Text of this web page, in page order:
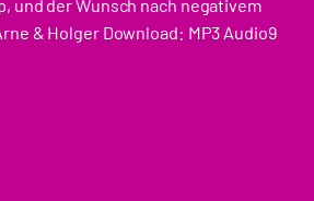
und der Wunsch nach negativem
& Holger Download: MP3 Audio9